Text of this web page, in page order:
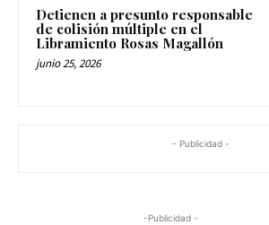
Detienen a presunto responsable
de colisión múltiple en el
Libramiento Rosas Magallón
junio 25, 2026
- Publicidad -
-Publicidad -